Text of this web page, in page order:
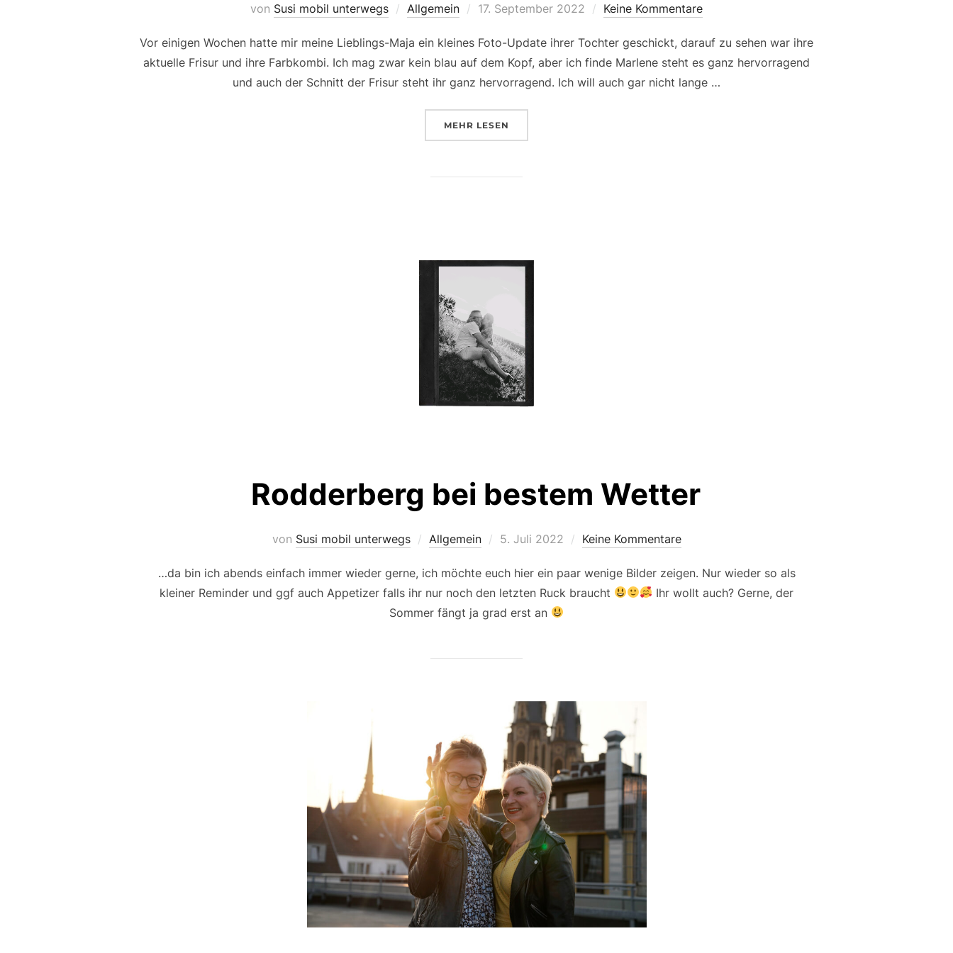
von Susi mobil unterwegs Allgemein
Veröffentlicht
17. September 2022 Keine Kommentare
Vor einigen Wochen hatte mir meine Lieblings-Maja ein kleines Foto-Update ihrer Tochter geschickt, darauf zu sehen war ihre
aktuelle Frisur und ihre Farbkombi. Ich mag zwar kein blau auf dem Kopf, aber ich finde Marlene steht es ganz hervorragend
und auch der Schnitt der Frisur steht ihr ganz hervorragend. Ich will auch gar nicht lange …
MEHR ÜBER „DAS LEBEN IST BUNT UND SCHÖN“
LESEN
Rodderberg bei bestem Wetter
von Susi mobil unterwegs Allgemein
Veröffentlicht
5. Juli 2022 Keine Kommentare
…da bin ich abends einfach immer wieder gerne, ich möchte euch hier ein paar wenige Bilder zeigen. Nur wieder so als
kleiner Reminder und ggf auch Appetizer falls ihr nur noch den letzten Ruck braucht
Ihr wollt auch? Gerne, der
Sommer fängt ja grad erst an